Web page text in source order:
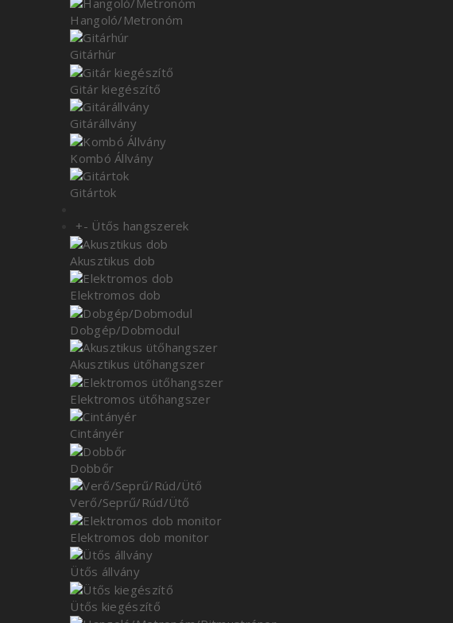
Hangoló/Metronóm
Gitárhúr
Gitár kiegészítő
Gitárállvány
Kombó Állvány
Gitártok
+- Ütős hangszerek
Akusztikus dob
Elektromos dob
Dobgép/Dobmodul
Akusztikus ütőhangszer
Elektromos ütőhangszer
Cintányér
Dobbőr
Verő/Seprű/Rúd/Ütő
Elektromos dob monitor
Ütős állvány
Ütős kiegészítő